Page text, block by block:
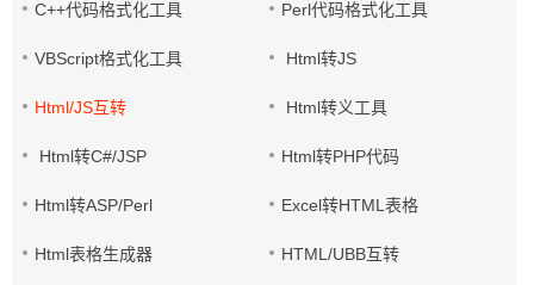
C++代码格式化工具 Perl代码格式化工具
VBScript格式化工具 Html转JS
Html/JS互转 Html转义工具
Html转C#/JSP Html转PHP代码
Html转ASP/Perl Excel转HTML表格
Html表格生成器 HTML/UBB互转